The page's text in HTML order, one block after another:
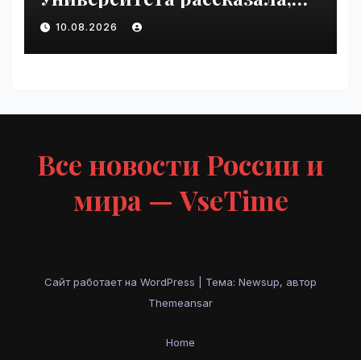
как мозг создаёт слуховые
иллюзии | VseTime.ru
10.08.2026
Все новости России и
мира — VseTime
Сайт работает на WordPress
Тема: Newsup, автор
Themeansar
Home